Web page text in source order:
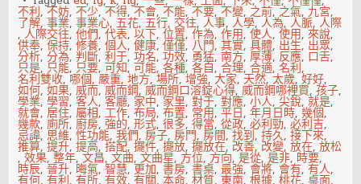
不利,不妨,不少,不得,不會,不能,不要,不變, 之前, 之氣, 九宮,
了解,事業,事業心,五花,五行, 交往,人事,人學,人為,人脈,人際
,人際交往,他們,代表,以下,位置,作為,作用,使人,使用,來說,
供奉,保持,修養,個人,健康,僅僅, 八門,其實,具體, 出生, 出眾,
分析,分為,判斷,利于,功名,功效, 勇猛,南方,厚薄, 反應, 口舌,
只是, 只能, 只要,可知,可能,各種,各自,合理,合適,名利,
名利雙收, 哪個,嚴重,地方,場所,增強,大家, 天然,太歲,好好,
如何,如果,威而,威而鋼,威而鋼口溶錠心得,威而鋼哪裡買,孩子,
學業,學習,客人,客廳, 家中, 家里,對于,對應,小人,尖銳,就是,
就會,居住,屬相,工作,布局,布置, 常用,平日,年月日時,幾個,
幾款,廁所,廚房,強的,形式,很多,得當,從政,必利勁,必利吉,
忌諱, 思維,性功能,我們,房子,房門,房間,找到,持久,接下來,
推算,提升,提高,搭配,擺件,擺放,擺放在, 改善, 改變,放在,放松
,效果,整年,文昌,文曲,文曲星, 方位, 方向,是從,是非, 時要,
時辰,晉升, 晦氣,智慧, 更加,書房,書桌,最強, 會將, 會有,有人,
有何,有利,有所,有效,有關,本命,材質,東南,根據,桃花,桌面,